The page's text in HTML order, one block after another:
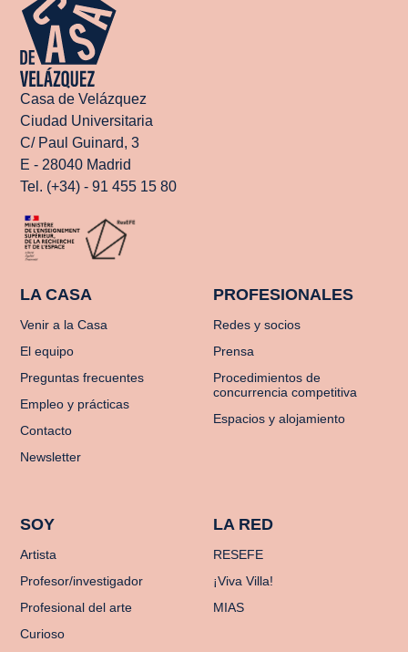
Casa de Velázquez
Ciudad Universitaria
C/ Paul Guinard, 3
E - 28040 Madrid
Tel. (+34) - 91 455 15 80
LA CASA
Venir a la Casa
El equipo
Preguntas frecuentes
Empleo y prácticas
Contacto
Newsletter
PROFESIONALES
Redes y socios
Prensa
Procedimientos de
concurrencia competitiva
Espacios y alojamiento
SOY
Artista
Profesor/investigador
Profesional del arte
Curioso
LA RED
RESEFE
¡Viva Villa!
MIAS